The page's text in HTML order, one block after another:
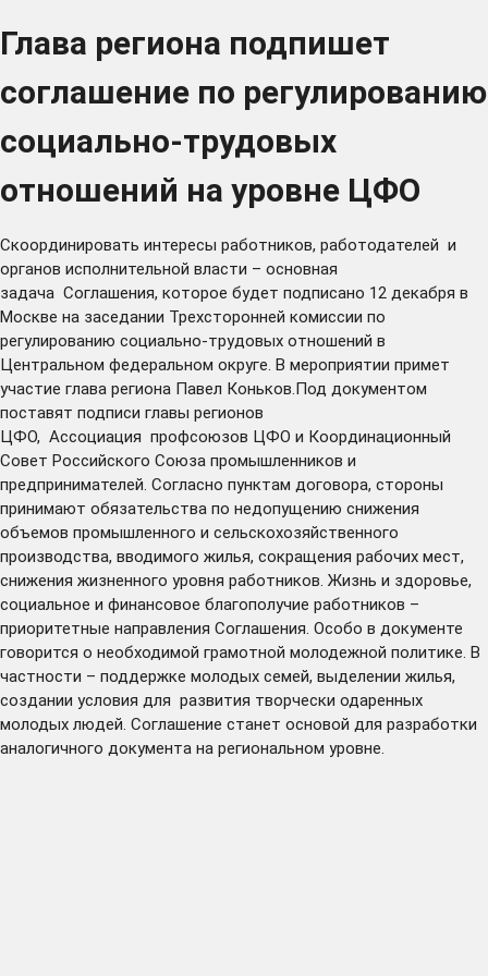
Глава региона подпишет
соглашение по регулированию
социально-трудовых
отношений на уровне ЦФО
Скоординировать интересы работников, работодателей и
органов исполнительной власти – основная
задача Соглашения, которое будет подписано 12 декабря в
Москве на заседании Трехсторонней комиссии по
регулированию социально-трудовых отношений в
Центральном федеральном округе. В мероприятии примет
участие глава региона Павел Коньков.Под документом
поставят подписи главы регионов
ЦФО, Ассоциация профсоюзов ЦФО и Координационный
Совет Российского Союза промышленников и
предпринимателей. Согласно пунктам договора, стороны
принимают обязательства по недопущению снижения
объемов промышленного и сельскохозяйственного
производства, вводимого жилья, сокращения рабочих мест,
снижения жизненного уровня работников. Жизнь и здоровье,
социальное и финансовое благополучие работников –
приоритетные направления Соглашения. Особо в документе
говорится о необходимой грамотной молодежной политике. В
частности – поддержке молодых семей, выделении жилья,
создании условия для развития творчески одаренных
молодых людей. Соглашение станет основой для разработки
аналогичного документа на региональном уровне.